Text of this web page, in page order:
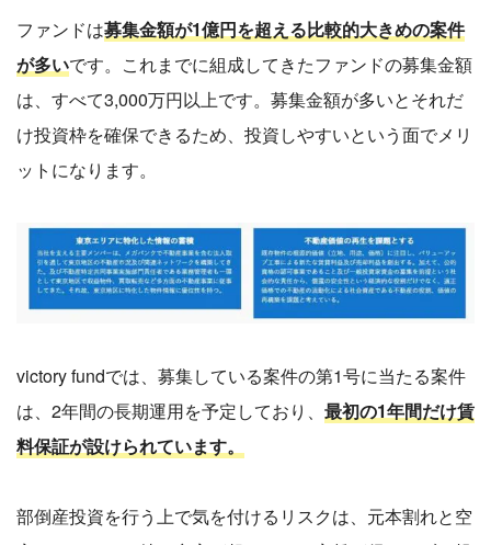
ファンドは募集金額が1億円を超える比較的大きめの案件
が多いです。これまでに組成してきたファンドの募集金額
は、すべて3,000万円以上です。募集金額が多いとそれだ
け投資枠を確保できるため、投資しやすいという面でメリ
ットになります。
victory fundでは、募集している案件の第1号に当たる案件
は、2年間の長期運用を予定しており、 最初の1年間だけ賃
料保証が設けられています。
部倒産投資を行う上で気を付けるリスクは、元本割れと空